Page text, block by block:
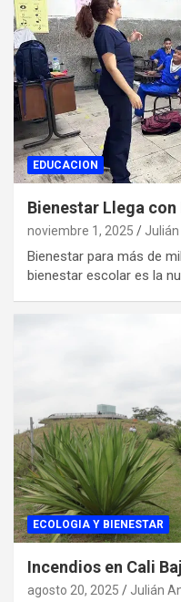
EDUCACION
Bienestar Llega
noviembre 1, 2025
Bienestar para más de
bienestar escolar es la
ECOLOGIA Y BIENESTAR
Incendios en Cali
agosto 20, 2025 Julián